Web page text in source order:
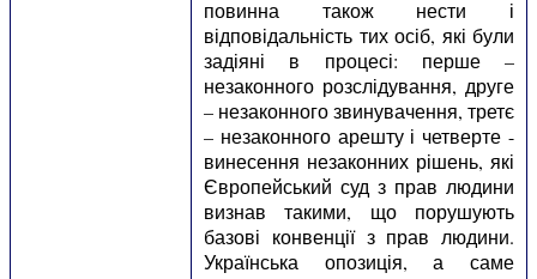
повинна також нести і
відповідальність тих осіб, які були
задіяні в процесі: перше –
незаконного розслідування, друге
– незаконного звинувачення, третє
– незаконного арешту і четверте -
винесення незаконних рішень, які
Європейський суд з прав людини
визнав такими, що порушують
базові конвенції з прав людини.
Українська опозиція, а саме